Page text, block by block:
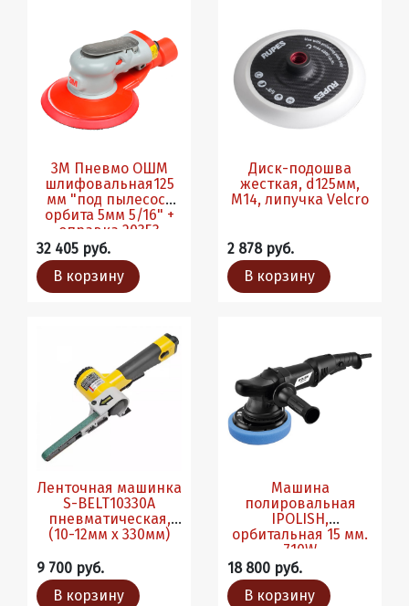
3М Пневмо ОШМ
шлифовальная125
мм "под пылесос"
орбита 5мм 5/16" +
оправка 20353
32 405 руб.
В корзину
Диск-подошва
жесткая, d125мм,
М14, липучка Velcro
2 878 руб.
В корзину
Ленточная машинка
S-BELT10330A
пневматическая,
(10-12мм х 330мм)
9 700 руб.
В корзину
Машина
полировальная
IPOLISH,
орбитальная 15 мм.
710W
18 800 руб.
В корзину